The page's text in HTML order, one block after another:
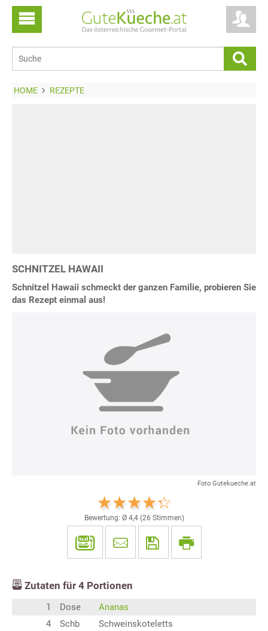
HOME REZEPTE
SCHNITZEL HAWAII
Schnitzel Hawaii schmeckt der ganzen Familie, probieren Sie
das Rezept einmal aus!
Foto Gutekueche.at
Bewertung: Ø 4,4(26 Stimmen)
Zutaten für 4 Portionen
1 Dose
Ananas
4
Schb
Schweinskoteletts